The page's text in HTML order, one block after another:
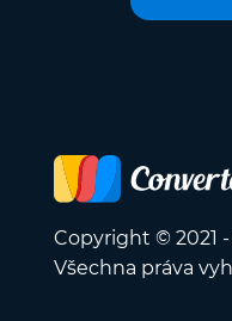
Copyright © 2021
Všechna práva